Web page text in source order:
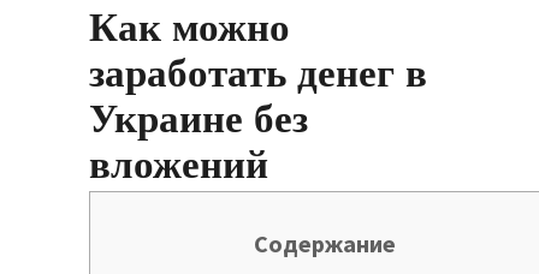
Как можно
заработать денег в
Украине без
вложений
Cодержание